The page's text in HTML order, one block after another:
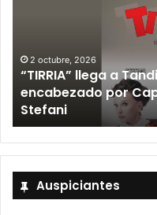
12 septiembre, 2026
Los Fabulosos
Tandil y ya están a
Auspiciantes